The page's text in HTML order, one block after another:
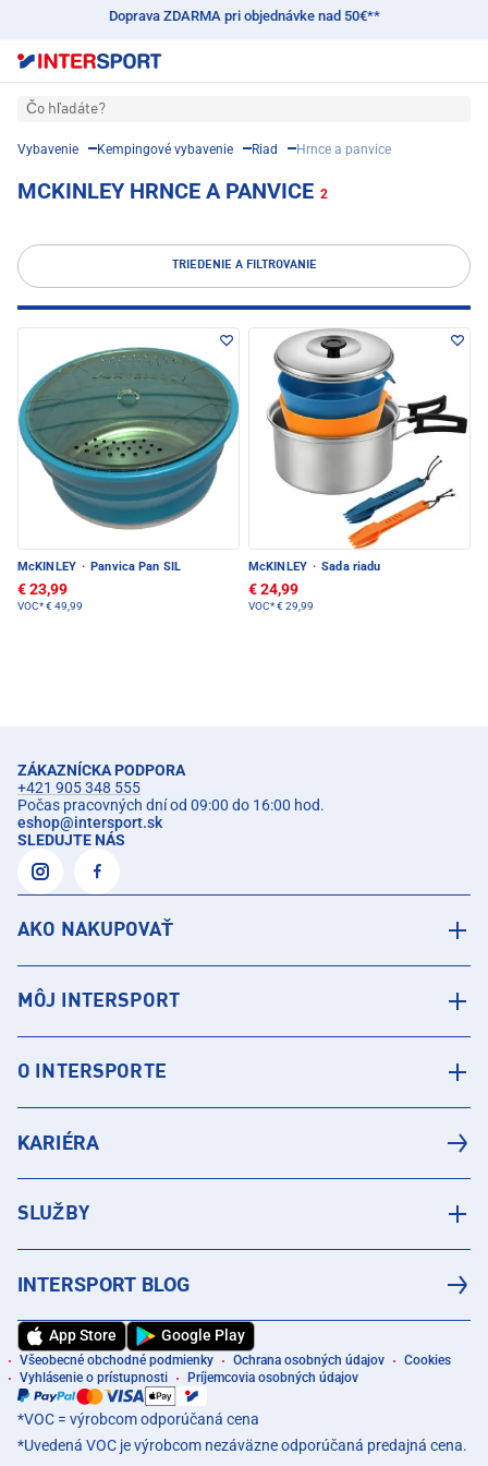
Doprava ZDARMA pri objednávke nad 50€**
Čo hľadáte?
Vybavenie Kempingové vybavenie Riad Hrnce a panvice
MCKINLEY HRNCE A PANVICE 2
TRIEDENIE A FILTROVANIE
McKINLEY · Panvica Pan SIL
€ 23,99
VOC*€ 49,99
McKINLEY · Sada riadu
€ 24,99
VOC*€ 29,99
ZÁKAZNÍCKA PODPORA
+421 905 348 555
Počas pracovných dní od 09:00 do 16:00 hod.
eshop@intersport.sk
SLEDUJTE NÁS
AKO NAKUPOVAŤ
MÔJ INTERSPORT
O INTERSPORTE
KARIÉRA
SLUŽBY
INTERSPORT BLOG
App Store Google Play
Všeobecné obchodné podmienky Ochrana osobných údajov
Cookies
Vyhlásenie o prístupnosti
Príjemcovia osobných údajov
*VOC = výrobcom odporúčaná cena
*Uvedená VOC je výrobcom nezáväzne odporúčaná predajná cena.